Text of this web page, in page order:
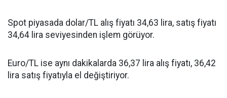
Spot piyasada dolar/TL alış fiyatı 34,63 lira, satış fiyatı
34,64 lira seviyesinden işlem görüyor.
Euro/TL ise aynı dakikalarda 36,37 lira alış fiyatı, 36,42
lira satış fiyatıyla el değiştiriyor.